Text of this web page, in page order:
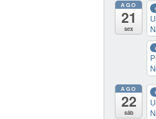
AGO
21
sex
AGO
22
sáb